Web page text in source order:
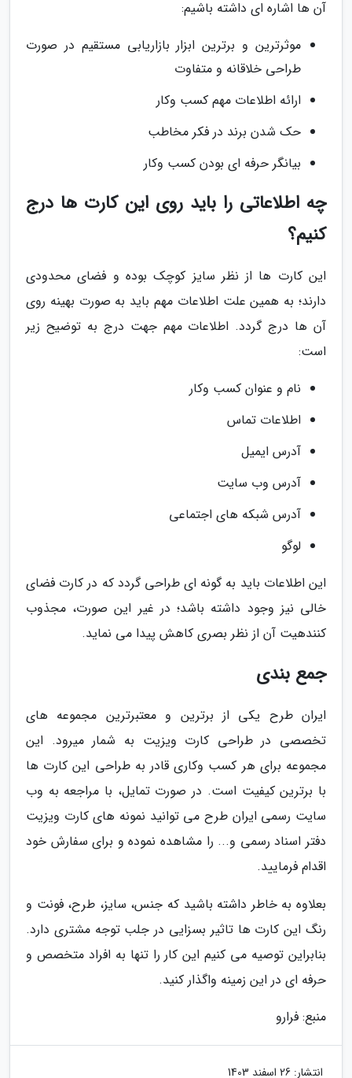
آن ها اشاره ای داشته باشیم:
موثرترین و برترین ابزار بازاریابی مستقیم در صورت
طراحی خلاقانه و متفاوت
ارائه اطلاعات مهم کسب وکار
حک شدن برند در فکر مخاطب
بیانگر حرفه ای بودن کسب وکار
چه اطلاعاتی را باید روی این کارت ها درج
کنیم؟
این کارت ها از نظر سایز کوچک بوده و فضای محدودی
دارند؛ به همین علت اطلاعات مهم باید به صورت بهینه روی
آن ها درج گردد. اطلاعات مهم جهت درج به توضیح زیر
است:
نام و عنوان کسب وکار
اطلاعات تماس
آدرس ایمیل
آدرس وب سایت
آدرس شبکه های اجتماعی
لوگو
این اطلاعات باید به گونه ای طراحی گردد که در کارت فضای
خالی نیز وجود داشته باشد؛ در غیر این صورت، مجذوب
کنندهیت آن از نظر بصری کاهش پیدا می نماید.
جمع بندی
ایران طرح یکی از برترین و معتبرترین مجموعه های
تخصصی در طراحی کارت ویزیت به شمار میرود. این
مجموعه برای هر کسب وکاری قادر به طراحی این کارت ها
با برترین کیفیت است. در صورت تمایل، با مراجعه به وب
سایت رسمی ایران طرح می توانید نمونه های کارت ویزیت
دفتر اسناد رسمی و... را مشاهده نموده و برای سفارش خود
اقدام فرمایید.
بعلاوه به خاطر داشته باشید که جنس، سایز، طرح، فونت و
رنگ این کارت ها تاثیر بسزایی در جلب توجه مشتری دارد.
بنابراین توصیه می کنیم این کار را تنها به افراد متخصص و
حرفه ای در این زمینه واگذار کنید.
منبع: فرارو
انتشار: 26 اسفند 1403